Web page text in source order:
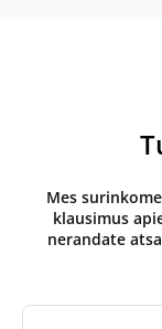
Mes
klausimus
nerandate